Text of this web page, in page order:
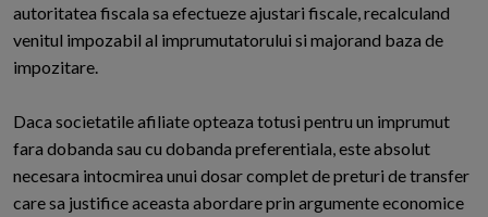
autoritatea fiscala sa efectueze ajustari fiscale, recalculand
venitul impozabil al imprumutatorului si majorand baza de
impozitare.
Daca societatile afiliate opteaza totusi pentru un imprumut
fara dobanda sau cu dobanda preferentiala, este absolut
necesara intocmirea unui dosar complet de preturi de transfer
care sa justifice aceasta abordare prin argumente economice